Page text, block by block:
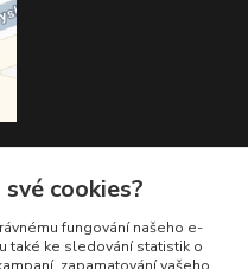
cookies?
fungování našeho e-
také ke sledování statistik o
zapamatování vašeho